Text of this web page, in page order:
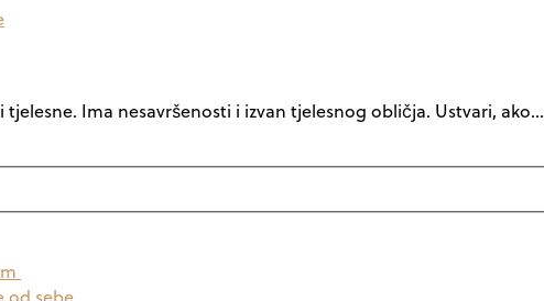
Ima nesavršenosti i izvan tjelesnog obličja. Ustvari, ako…